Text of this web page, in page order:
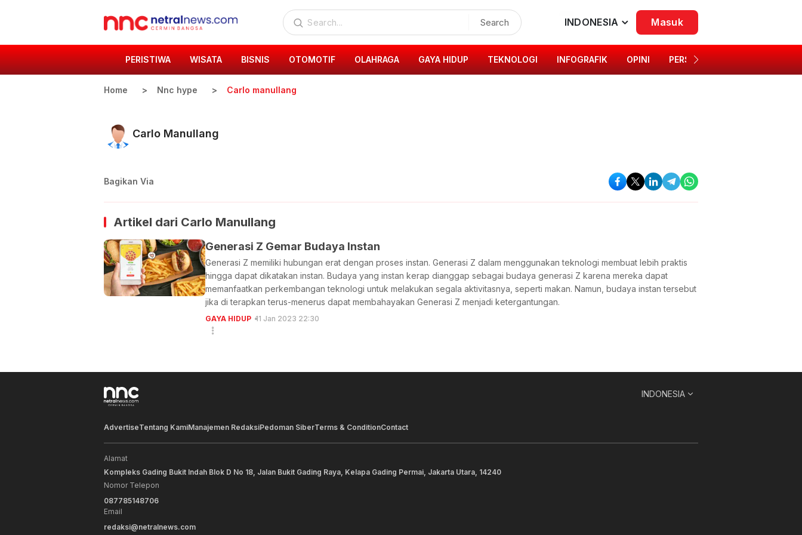
Search INDONESIA Masuk
PERISTIWA WISATA BISNIS OTOMOTIF OLAHRAGA GAYA HIDUP TEKNOLOGI INFOGRAFIK OPINI PERSONA
Home Nnc hype Carlo manullang
Carlo Manullang
Bagikan Via
Artikel dari Carlo Manullang
Generasi Z Gemar Budaya Instan
Generasi Z memiliki hubungan erat dengan proses instan. Generasi Z dalam menggunakan teknologi membuat lebih praktis
hingga dapat dikatakan instan. Budaya yang instan kerap dianggap sebagai budaya generasi Z karena mereka dapat
memanfaatkan perkembangan teknologi untuk melakukan segala aktivitasnya, seperti makan. Namun, budaya instan tersebut
jika di terapkan terus-menerus dapat membahayakan Generasi Z menjadi ketergantungan.
GAYA HIDUP 11 Jan 2023 22:30
INDONESIA
AdvertiseTentang KamiManajemen RedaksiPedoman SiberTerms & ConditionContact
Alamat
Kompleks Gading Bukit Indah Blok D No 18, Jalan Bukit Gading Raya, Kelapa Gading Permai, Jakarta Utara, 14240
Nomor Telepon
087785148706
Email
redaksi@netralnews.com